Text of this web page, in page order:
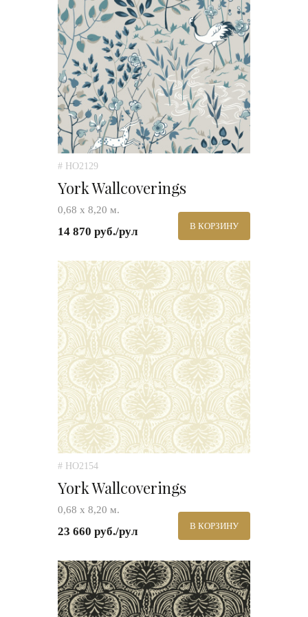
# HO2129
York Wallcoverings
0,68 х 8,20 м.
14 870 руб./рул В КОРЗИНУ
# HO2154
York Wallcoverings
0,68 х 8,20 м.
23 660 руб./рул В КОРЗИНУ